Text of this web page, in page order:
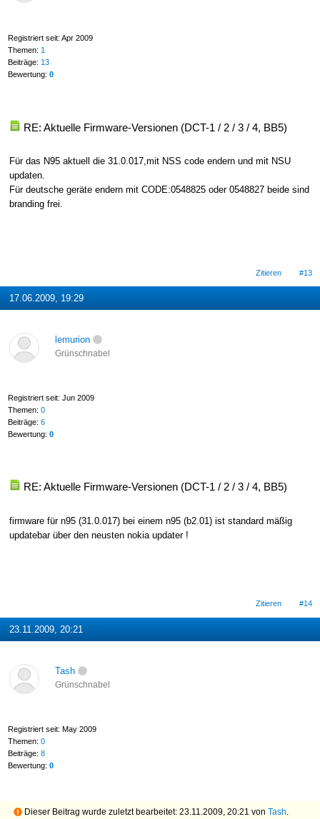
Registriert seit: Apr 2009
Themen: 1
Beiträge: 13
Bewertung: 0
RE: Aktuelle Firmware-Versionen (DCT-1 / 2 / 3 / 4, BB5)
Für das N95 aktuell die 31.0.017,mit NSS code endern und mit NSU
updaten.
Für deutsche geräte endern mit CODE:0548825 oder 0548827 beide sind
branding frei.
Zitieren #13
17.06.2009, 19:29
lemurion
Grünschnabel
Registriert seit: Jun 2009
Themen: 0
Beiträge: 6
Bewertung: 0
RE: Aktuelle Firmware-Versionen (DCT-1 / 2 / 3 / 4, BB5)
firmware für n95 (31.0.017) bei einem n95 (b2.01) ist standard mäßig
updatebar über den neusten nokia updater !
Zitieren #14
23.11.2009, 20:21
Tash
Grünschnabel
Registriert seit: May 2009
Themen: 0
Beiträge: 8
Bewertung: 0
Dieser Beitrag wurde zuletzt bearbeitet: 23.11.2009, 20:21 von Tash